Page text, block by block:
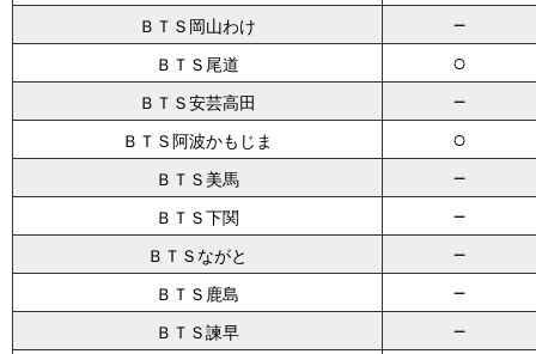
ＢＴＳ岡山わけ －
ＢＴＳ尾道 ○
ＢＴＳ安芸高田 －
ＢＴＳ阿波かもじま ○
ＢＴＳ美馬 －
ＢＴＳ下関 －
ＢＴＳながと －
ＢＴＳ鹿島 －
ＢＴＳ諫早 －